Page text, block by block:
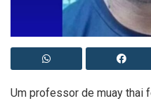
Um professor de muay thai